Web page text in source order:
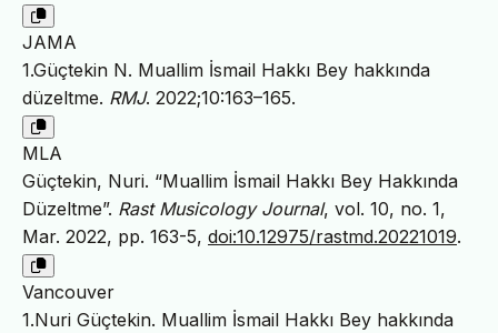
JAMA
1.Güçtekin N. Muallim İsmail Hakkı Bey hakkında
düzeltme. RMJ. 2022;10:163–165.
MLA
Güçtekin, Nuri. “Muallim İsmail Hakkı Bey Hakkında
Düzeltme”. Rast Musicology Journal, vol. 10, no. 1,
Mar. 2022, pp. 163-5, doi:10.12975/rastmd.20221019.
Vancouver
1.Nuri Güçtekin. Muallim İsmail Hakkı Bey hakkında